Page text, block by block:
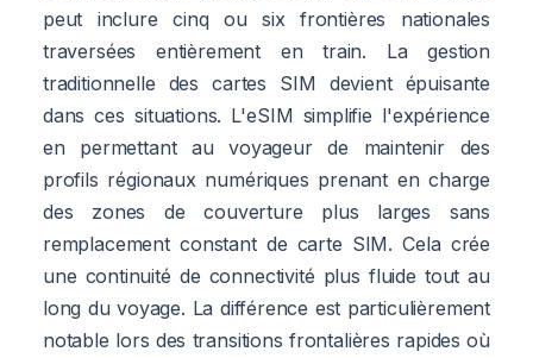
peut inclure cinq ou six frontières nationales
traversées entièrement en train. La gestion
traditionnelle des cartes SIM devient épuisante
dans ces situations. L'eSIM simplifie l'expérience
en permettant au voyageur de maintenir des
profils régionaux numériques prenant en charge
des zones de couverture plus larges sans
remplacement constant de carte SIM. Cela crée
une continuité de connectivité plus fluide tout au
long du voyage. La différence est particulièrement
notable lors des transitions frontalières rapides où